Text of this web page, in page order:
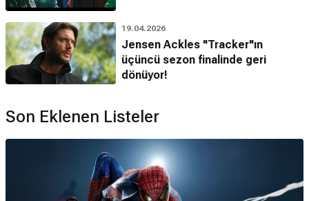
19.04.2026
Jensen Ackles "Tracker"ın
üçüncü sezon finalinde geri
dönüyor!
Son Eklenen Listeler